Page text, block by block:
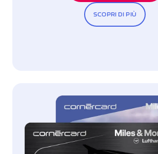
SCOPRI DI PIÙ